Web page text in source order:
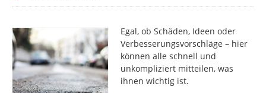
Egal, ob Schäden, Ideen oder
Verbesserungsvorschläge – hier
können alle schnell und
unkompliziert mitteilen, was
ihnen wichtig ist.